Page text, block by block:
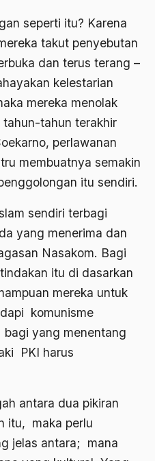
seperti itu? Karena
takut penyebutan
dan terus terang –
kelestarian
mereka menolak
tahun terakhir
perlawanan
membuatnya semakin
itu sendiri.
sendiri terbagi
yang menerima dan
Nasakom. Bagi
itu di dasarkan
mereka untuk
komunisme
yang menentang
PKI harus
antara dua pikiran
itu, maka perlu
jelas antara; mana